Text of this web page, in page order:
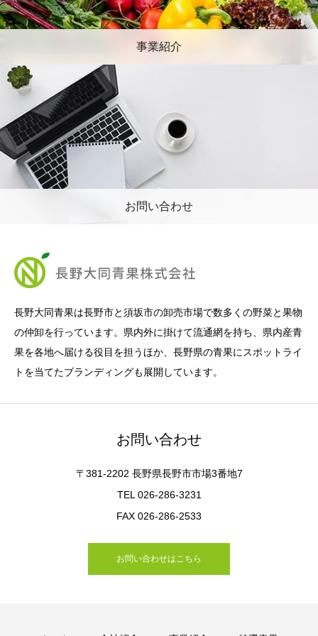
事業紹介
お問い合わせ
長野大同青果は長野市と須坂市の卸売市場で数多くの野菜と果物
の仲卸を行っています。県内外に掛けて流通網を持ち、県内産青
果を各地へ届ける役目を担うほか、長野県の青果にスポットライ
トを当てたブランディングも展開しています。
お問い合わせ
〒381-2202 長野県長野市市場3番地7
TEL 026-286-3231
FAX 026-286-2533
お問い合わせはこちら